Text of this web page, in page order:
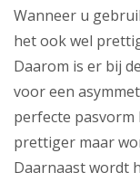
Wanneer u
het ook wel
Daarom is er bij
voor een
perfecte
prettiger maar
Daarnaast wordt